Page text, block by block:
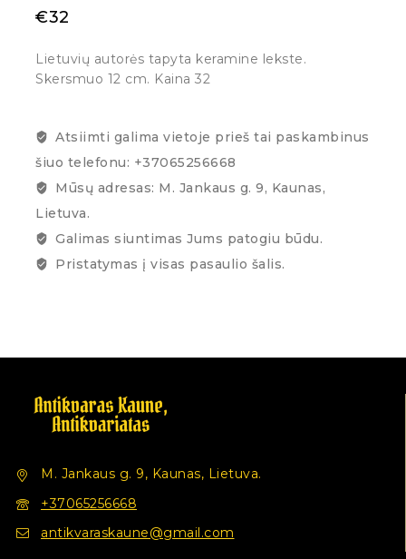
€32
Lietuvių autorės tapyta keramine lekste.
Skersmuo 12 cm. Kaina 32
Atsiimti galima vietoje prieš tai paskambinus
šiuo telefonu: +37065256668
Mūsų adresas: M. Jankaus g. 9, Kaunas,
Lietuva.
Galimas siuntimas Jums patogiu būdu.
Pristatymas į visas pasaulio šalis.
M. Jankaus g. 9, Kaunas, Lietuva.
+37065256668
antikvaraskaune@gmail.com